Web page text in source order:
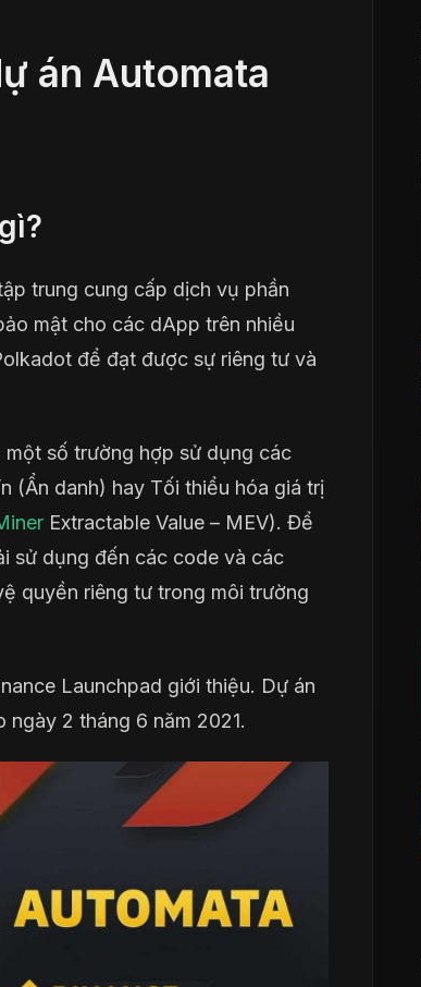
án Automata
trung cung cấp dịch vụ phần
mật cho các dApp trên nhiều
để đạt được sự riêng tư và
số trường hợp sử dụng các
(Ẩn danh) hay Tối thiểu hóa giá trị
Extractable Value – MEV). Để
sử dụng đến các code và các
quyền riêng tư trong môi trường
Launchpad giới thiệu. Dự án
2 tháng 6 năm 2021.